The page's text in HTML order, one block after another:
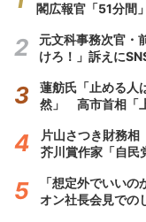
閣広報官「51分間
元文科事務次官・
けろ！」訴えに
蓮舫氏「止める人
然」 高市首相「
片山さつき財務
芥川賞作家「自民
「想定外でいい
オン社長会見での